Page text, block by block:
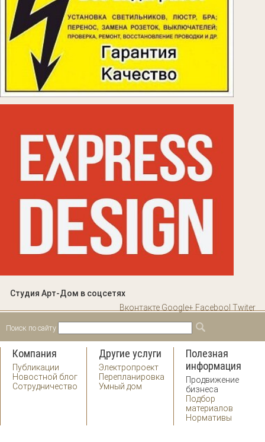
Студия Арт-Дом в соцсетях
Вконтакте Google+ Facebool Twiter
Форма поиска
Поиск по сайту
Компания
Публикации
Новостной блог
Сотрудничество
Другие услуги
Электропроект
Перепланировка
Умный дом
Полезная
информация
Продвижение
бизнеса
Подбор
материалов
Нормативы